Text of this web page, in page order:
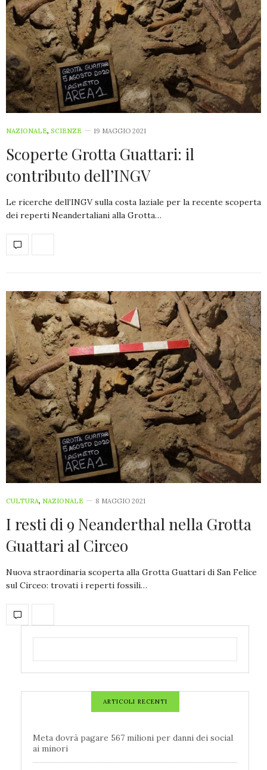
NAZIONALE, SCIENZE 19 MAGGIO 2021
Scoperte Grotta Guattari: il
contributo dell’INGV
Le ricerche dell’INGV sulla costa laziale per la recente scoperta
dei reperti Neandertaliani alla Grotta…
CULTURA, NAZIONALE 8 MAGGIO 2021
I resti di 9 Neanderthal nella Grotta
Guattari al Circeo
Nuova straordinaria scoperta alla Grotta Guattari di San Felice
sul Circeo: trovati i reperti fossili…
ARTICOLI RECENTI
Meta dovrà pagare 567 milioni per danni dei social
ai minori